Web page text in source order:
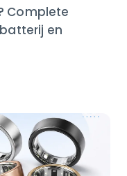
Complete
en